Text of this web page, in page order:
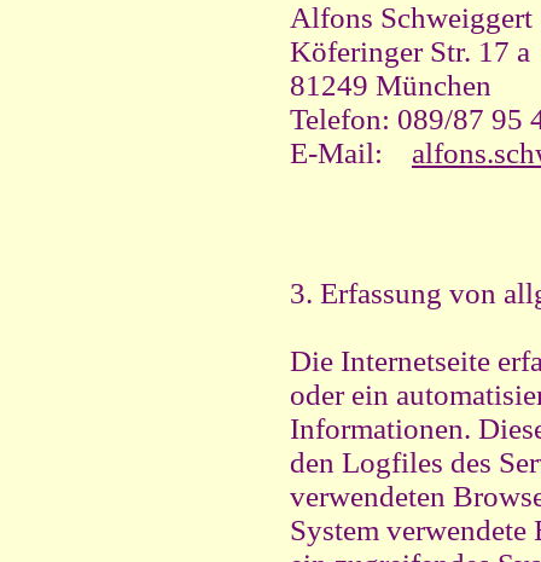
Alfons Schweiggert
Köferinger Str. 17 a
81249 München
Telefon: 089/87 95
E-Mail:
3. Erfassung von
Die Internetseite
oder ein
Informationen.
den Logfiles des
verwendeten
System